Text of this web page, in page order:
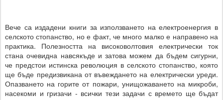
Вече са издадени книги за използването на електроенергия в
селското стопанство, но е факт, че много малко е направено на
практика. Полезността на високоволтовия електрически ток
стана очевидна навсякъде и затова можем да бъдем сигурни,
че предстои истинска революция в селското стопанство, която
ще бъде предизвикана от въвеждането на електрически уреди.
Опазването на горите от пожари, унищожаването на микроби,
насекоми и гризачи - всички тези задачи с времето ще бъдат